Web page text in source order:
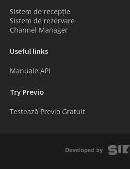
Sistem de recepție
Sistem de rezervare
Channel Manager
Useful links
Manuale API
Try Previo
Testează Previo Gratuit